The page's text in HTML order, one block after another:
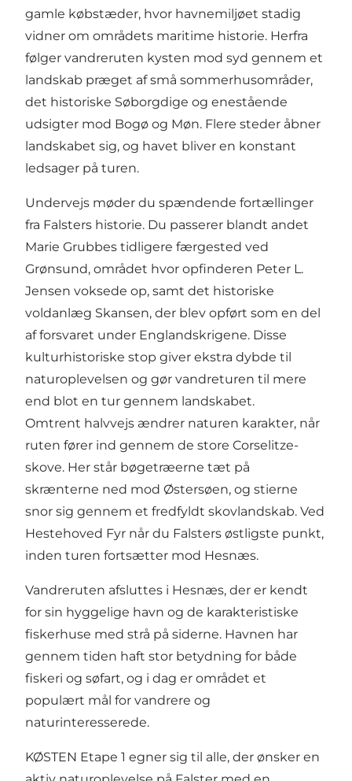
gamle købstæder, hvor havnemiljøet stadig
vidner om områdets maritime historie. Herfra
følger vandreruten kysten mod syd gennem et
landskab præget af små sommerhusområder,
det historiske Søborgdige og enestående
udsigter mod Bogø og Møn. Flere steder åbner
landskabet sig, og havet bliver en konstant
ledsager på turen.
Undervejs møder du spændende fortællinger
fra Falsters historie. Du passerer blandt andet
Marie Grubbes tidligere færgested ved
Grønsund, området hvor opfinderen Peter L.
Jensen voksede op, samt det historiske
voldanlæg Skansen, der blev opført som en del
af forsvaret under Englandskrigene. Disse
kulturhistoriske stop giver ekstra dybde til
naturoplevelsen og gør vandreturen til mere
end blot en tur gennem landskabet.
Omtrent halvvejs ændrer naturen karakter, når
ruten fører ind gennem de store Corselitze-
skove. Her står bøgetræerne tæt på
skrænterne ned mod Østersøen, og stierne
snor sig gennem et fredfyldt skovlandskab. Ved
Hestehoved Fyr når du Falsters østligste punkt,
inden turen fortsætter mod Hesnæs.
Vandreruten afsluttes i Hesnæs, der er kendt
for sin hyggelige havn og de karakteristiske
fiskerhuse med strå på siderne. Havnen har
gennem tiden haft stor betydning for både
fiskeri og søfart, og i dag er området et
populært mål for vandrere og
naturinteresserede.
KØSTEN Etape 1 egner sig til alle, der ønsker en